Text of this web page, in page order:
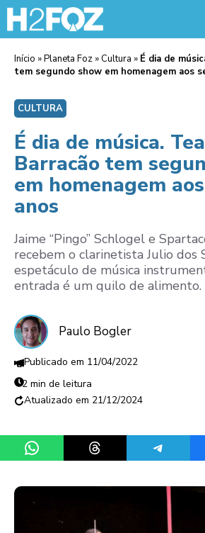
Início »Planeta Foz » Cultura » É dia de
tem segundo show em homenagem aos
CULTURA
É dia de música.
Barracão tem
em homenagem
anos
Jaime “Pingo” Schlogel e
recebem o clarinetista Julio dos
espetáculo de música
entrada é um quilo de alimento.
Paulo Bogler
11/04/2022
2 min de leitura
21/12/2024
Share on WhatsAppShare on ThreadsShare